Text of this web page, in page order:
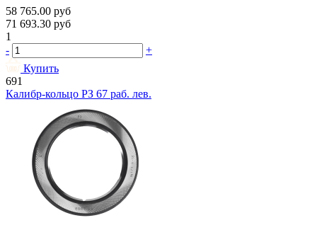
58 765.00 руб
71 693.30 руб
1
-
+
Купить
691
Калибр-кольцо РЗ 67 раб. лев.